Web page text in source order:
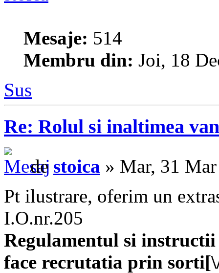
Mesaje: 514
Membru din: Joi, 18
Sus
Re: Rolul si inaltimea
de stoica » Mar, 31
Pt ilustrare, oferim un
I.O.nr.205
Regulamentul si instructii
face recrutatia prin